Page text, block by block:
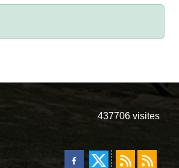
437706 visites